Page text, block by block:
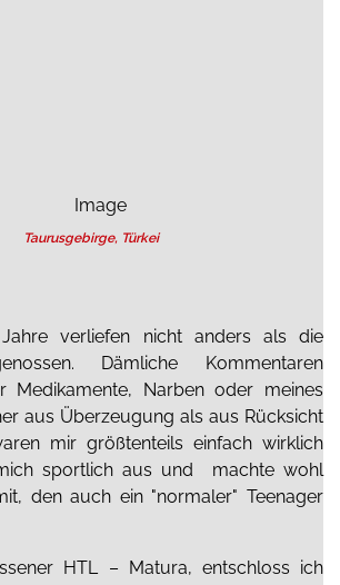
Taurusgebirge, Türkei
Jahre verliefen nicht anders als die
Dämliche Kommentaren
Medikamente, Narben oder meines
aus Überzeugung als aus Rücksicht
mir größtenteils einfach wirklich
sportlich aus und machte wohl
den auch ein "normaler" Teenager
HTL – Matura, entschloss ich